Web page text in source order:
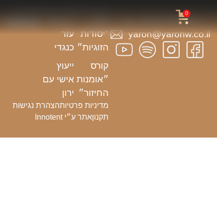
0
קורס
"יסודות
הזוגיות״
קורס
״אומנות
החיזור״
הרצאת
עזר
כנגדי
ייעוץ
אישי עם
ירון
באתר
מדיניות פרטיותהצהרת נגישות
תקנוןאתר ע״י Innotent
054-3703933
yaron@yaronw.co.il